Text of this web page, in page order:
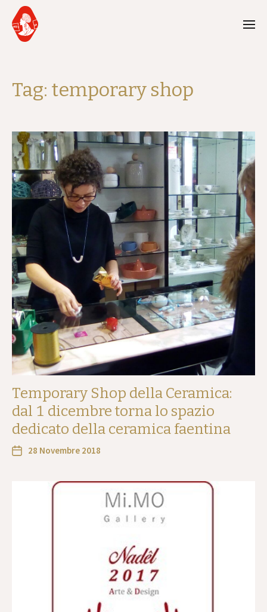
Tag: temporary shop
Temporary Shop della Ceramica:
dal 1 dicembre torna lo spazio
dedicato della ceramica faentina
28 Novembre 2018